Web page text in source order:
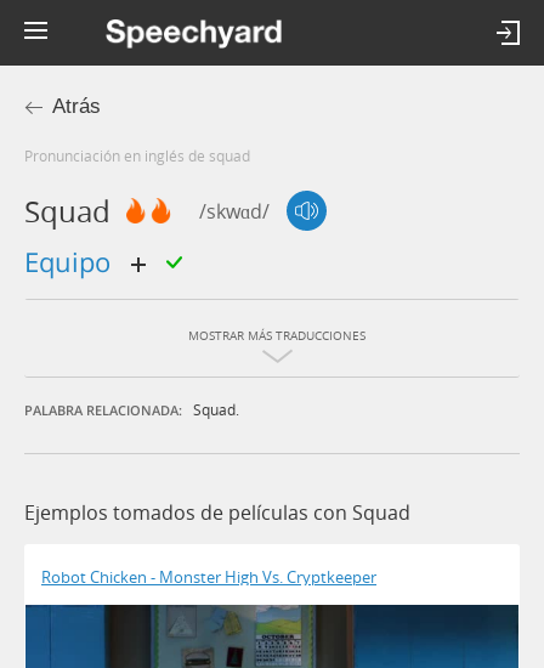
Atrás
Pronunciación en inglés de squad
Squad /skwɑd/
equipo
MOSTRAR MÁS TRADUCCIONES
PALABRA RELACIONADA: Squad.
Ejemplos tomados de películas con Squad
Robot Chicken - Monster High Vs. Cryptkeeper